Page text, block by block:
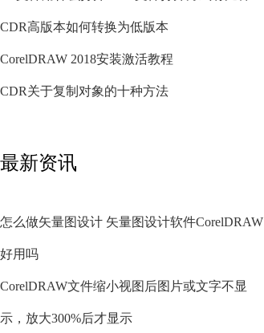
CDR高版本如何转换为低版本
CorelDRAW 2018安装激活教程
CDR关于复制对象的十种方法
最新资讯
怎么做矢量图设计 矢量图设计软件CorelDRAW
好用吗
CorelDRAW文件缩小视图后图片或文字不显
示，放大300%后才显示